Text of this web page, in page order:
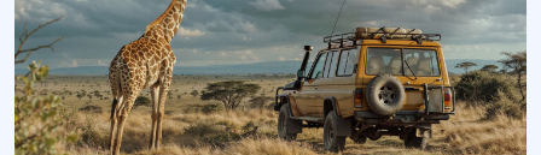
Bern Sözleşmesi
Avrupa’nın yaban hayatı ve doğal yaşam alanlarının korunmasını amaçlayan